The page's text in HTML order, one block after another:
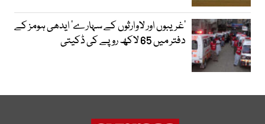
’غریبوں اور لاوارثوں کے سہارے‘ ایدھی ہومز کے
دفتر میں 65 لاکھ روپے کی ڈکیتی